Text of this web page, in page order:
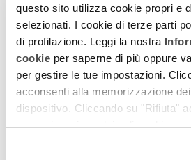
questo sito utilizza cookie propri e
selezionati. I cookie di terze parti
di profilazione. Leggi la nostra
cookie per saperne di più oppure
per gestire le tue impostazioni.
acconsenti alla memorizzazione
dispositivo. Cliccando su "Rifiuta"
memorizzazione dei soli cookie
mezzo o dal rappresentante legale in
di una azienda. Non appena completata
contattato da un nostro operatore per il
documentazione utile alla gestione della
breve riceverai il tagliando di
Come è possibile effettuare il